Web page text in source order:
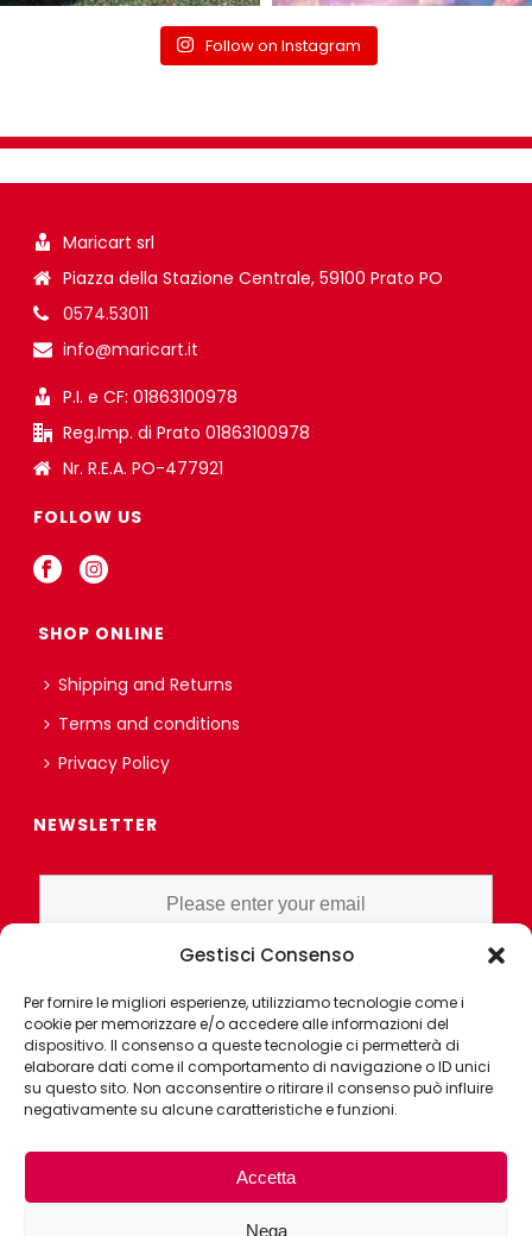
Gestisci Consenso
Per fornire le migliori esperienze, utilizziamo tecnologie come i
cookie per memorizzare e/o accedere alle informazioni del
dispositivo. Il consenso a queste tecnologie ci permetterà di
elaborare dati come il comportamento di navigazione o ID unici
su questo sito. Non acconsentire o ritirare il consenso può influire
negativamente su alcune caratteristiche e funzioni.
Accetta
Nega
Follow on Instagram
Maricart srl
Piazza della Stazione Centrale, 59100 Prato PO
0574.53011
info@maricart.it
P.I. e CF: 01863100978
Reg.Imp. di Prato 01863100978
Nr. R.E.A. PO-477921
FOLLOW US
SHOP ONLINE
Shipping and Returns
Terms and conditions
Privacy Policy
NEWSLETTER
THE REGULATION AND GRANT CONSENT FOR PROFILING OR
MARKET RESEARCH PURPOSES ALSO WITH THE AID OF
ELECTRONIC INSTRUMENTS, AIMED AT ANALYZING HABITS OR
CONSUMER CHOICES OF THE INTERESTED PARTY